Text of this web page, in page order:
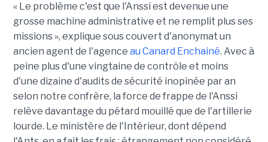
« Le problème c'est que l'Anssi est devenue une
grosse machine administrative et ne remplit plus ses
missions », explique sous couvert d'anonymat un
ancien agent de l'agence au Canard Enchainé. Avec à
peine plus d'une vingtaine de contrôle et moins
d'une dizaine d'audits de sécurité inopinée par an
selon notre confrère, la force de frappe de l'Anssi
relève davantage du pétard mouillé que de l'artillerie
lourde. Le ministère de l'Intérieur, dont dépend